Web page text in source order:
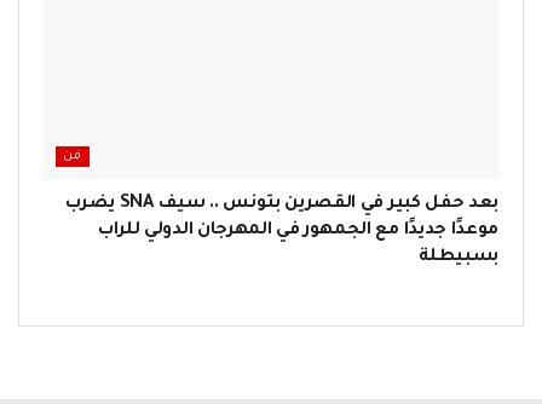
فن
بعد حفل كبير في القصرين بتونس .. سيف SNA يضرب
موعدًا جديدًا مع الجمهور في المهرجان الدولي للراب
بسبيطلة